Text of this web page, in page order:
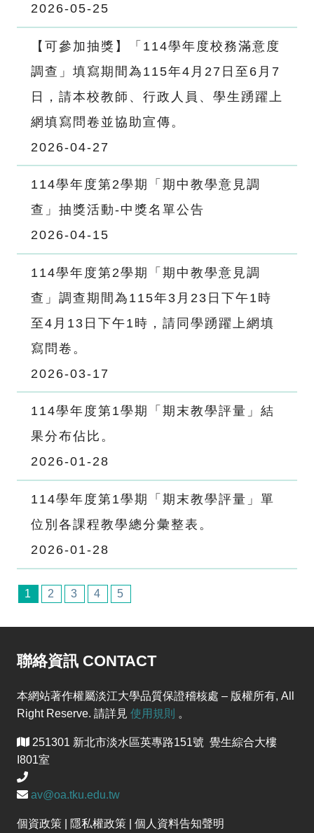
2026-05-25
【可參加抽獎】「114學年度校務滿意度
調查」填寫期間為115年4月27日至6月7
日，請本校教師、行政人員、學生踴躍上
網填寫問卷並協助宣傳。
2026-04-27
114學年度第2學期「期中教學意見調
查」抽獎活動-中獎名單公告
2026-04-15
114學年度第2學期「期中教學意見調
查」調查期間為115年3月23日下午1時
至4月13日下午1時，請同學踴躍上網填
寫問卷。
2026-03-17
114學年度第1學期「期末教學評量」結
果分布佔比。
2026-01-28
114學年度第1學期「期末教學評量」單
位別各課程教學總分彙整表。
2026-01-28
1 2 3 4 5
聯絡資訊 CONTACT
本網站著作權屬淡江大學品質保證稽核處 – 版權所有, All
Right Reserve. 請詳見 使用規則 。
251301 新北市淡水區英專路151號 覺生綜合大樓
I801室
av@oa.tku.edu.tw
個資政策 | 隱私權政策 | 個人資料告知聲明